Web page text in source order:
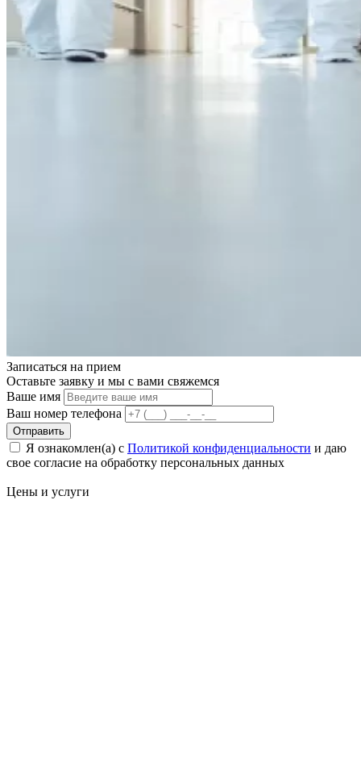
Записаться на прием
Оставьте заявку и мы с вами свяжемся
Ваше имя
Ваш номер телефона
Отправить
Я ознакомлен(а) с Политикой конфиденциальности и даю
свое cогласие на обработку персональных данных
Цены и услуги